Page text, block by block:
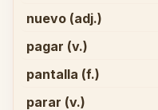
nuevo (adj.)
pagar (v.)
pantalla (f.)
parar (v.)